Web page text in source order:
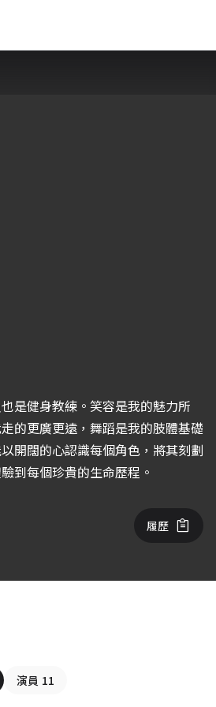
是健身教練。笑容是我的魅力所
的更廣更遠，舞蹈是我的肢體基礎
開闊的心認識每個角色，將其刻劃
到每個珍貴的生命歷程。
履歷
演員 11